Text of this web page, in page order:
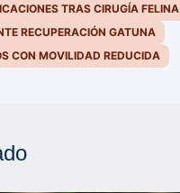
TRAS CIRUGÍA FELINA
RECUPERACIÓN GATUNA
CON MOVILIDAD REDUCIDA